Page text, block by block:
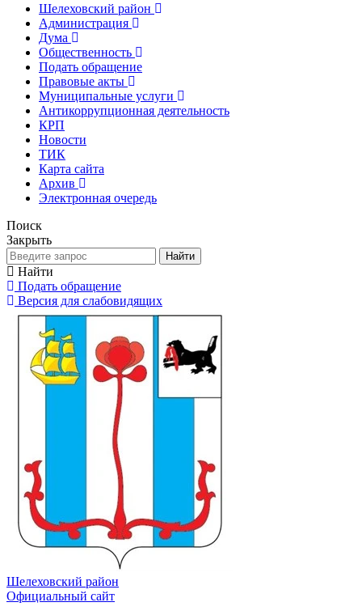
Шелеховский район
Администрация
Дума
Общественность
Подать обращение
Правовые акты
Муниципальные услуги
Антикоррупционная деятельность
КРП
Новости
ТИК
Карта сайта
Архив
Электронная очередь
Поиск
Закрыть
Найти
Найти
Подать обращение
Версия для слабовидящих
Шелеховский район
Официальный сайт